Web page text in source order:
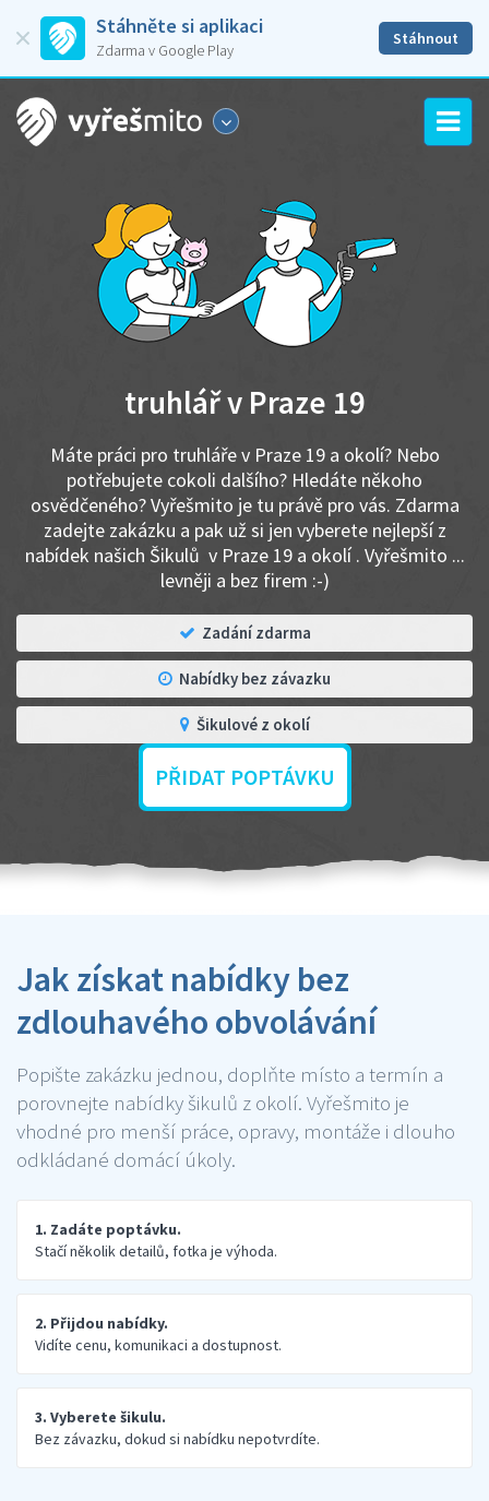
Stáhněte si aplikaci
Zdarma v Google Play
Stáhnout
truhlář v Praze 19
Máte práci pro truhláře v Praze 19 a okolí? Nebo
potřebujete cokoli dalšího? Hledáte někoho
osvědčeného? Vyřešmito je tu právě pro vás. Zdarma
zadejte zakázku a pak už si jen vyberete nejlepší z
nabídek našich Šikulů v Praze 19 a okolí . Vyřešmito ...
levněji a bez firem :-)
Zadání zdarma
Nabídky bez závazku
Šikulové z okolí
PŘIDAT POPTÁVKU
Jak získat nabídky bez
zdlouhavého obvolávání
Popište zakázku jednou, doplňte místo a termín a
porovnejte nabídky šikulů z okolí. Vyřešmito je
vhodné pro menší práce, opravy, montáže i dlouho
odkládané domácí úkoly.
1. Zadáte poptávku.
Stačí několik detailů, fotka je výhoda.
2. Přijdou nabídky.
Vidíte cenu, komunikaci a dostupnost.
3. Vyberete šikulu.
Bez závazku, dokud si nabídku nepotvrdíte.